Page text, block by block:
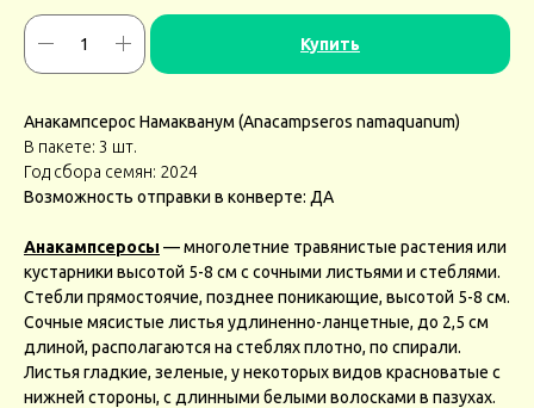
Купить
Анакампсерос Намакванум (Anacampseros namaquanum)
В пакете: 3 шт.
Год сбора семян: 2024
Возможность отправки в конверте: ДА
Анакампсеросы — многолетние травянистые растения или
кустарники высотой 5-8 см с сочными листьями и стеблями.
Стебли прямостоячие, позднее поникающие, высотой 5-8 см.
Сочные мясистые листья удлиненно-ланцетные, до 2,5 см
длиной, располагаются на стеблях плотно, по спирали.
Листья гладкие, зеленые, у некоторых видов красноватые с
нижней стороны, с длинными белыми волосками в пазухах.